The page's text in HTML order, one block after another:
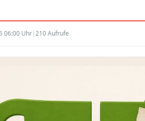
06:00 Uhr|210 Aufrufe